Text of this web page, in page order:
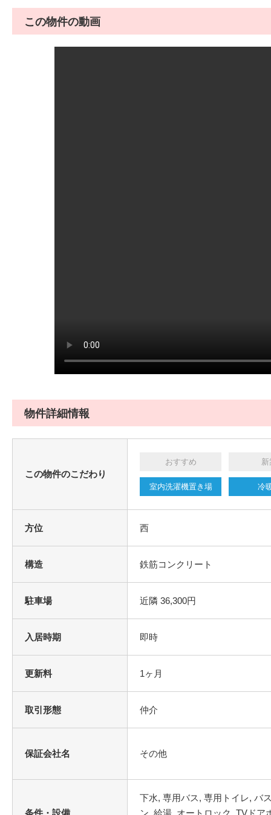
この物件の動画
物件詳細情報
この物件のこだわり
おすすめ 新
室内洗濯機置き場 冷
方位 西
構造 鉄筋コンクリート
駐車場 近隣 36,300円
入居時期 即時
更新料 1ヶ月
取引形態 仲介
保証会社名 その他
条件・設備